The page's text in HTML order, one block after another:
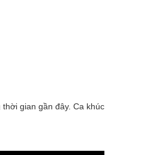
gian gần đây. Ca khúc